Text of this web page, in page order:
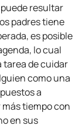
resultar
padres tiene
es posible
lo cual
tarea de cuidar
como una
a
tiempo con
en sus